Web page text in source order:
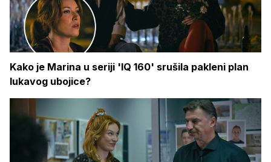
Kako je Marina u seriji 'IQ 160' srušila pakleni plan
lukavog ubojice?